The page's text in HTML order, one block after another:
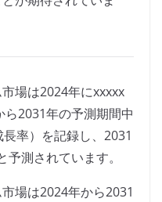
場は2024年にxxxxx
2031年の予測期間中
率）を記録し、2031
測されています。
場は2024年から2031